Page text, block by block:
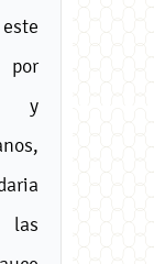
por
y
las